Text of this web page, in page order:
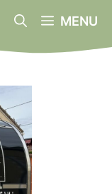
MENU